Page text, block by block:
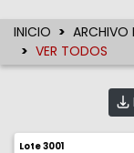
INICIO ARCHIVO
VER TODOS
Lote 3001